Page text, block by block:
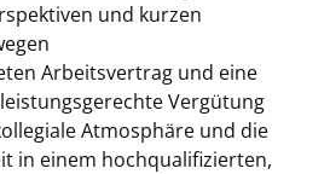
und kurzen
Arbeitsvertrag und eine
Vergütung
Atmosphäre und die
in einem hochqualifizierten,